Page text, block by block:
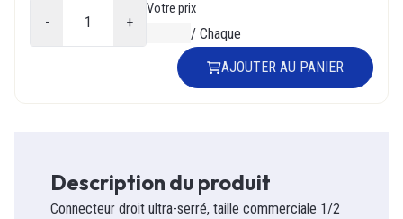
- +
Votre prix
/ Chaque
AJOUTER AU PANIER
Description du produit
Connecteur droit ultra-serré, taille commerciale 1/2